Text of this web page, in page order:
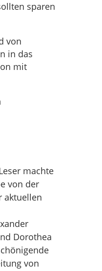
sparen
von
in das
mit
machte
von der
aktuellen
Dorothea
von